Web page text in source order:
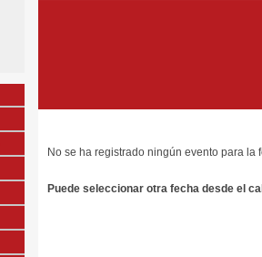
No se ha registrado ningún evento para la
Puede seleccionar otra fecha desde el